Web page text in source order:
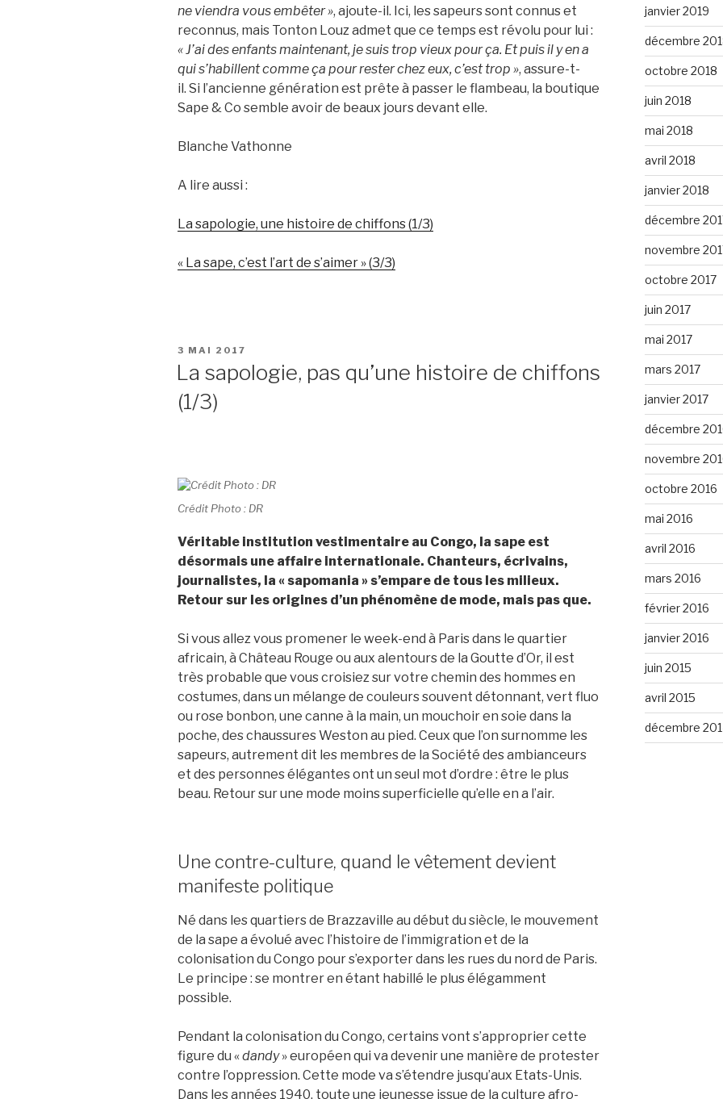
ne viendra vous embêter », ajoute-il. Ici, les sapeurs sont connus et
reconnus, mais Tonton Louz admet que ce temps est révolu pour lui :
« J’ai des enfants maintenant, je suis trop vieux pour ça. Et puis il y en a
qui s’habillent comme ça pour rester chez eux, c’est trop », assure-t-
il. Si l’ancienne génération est prête à passer le flambeau, la boutique
Sape & Co semble avoir de beaux jours devant elle.
Blanche Vathonne
A lire aussi :
La sapologie, une histoire de chiffons (1/3)
« La sape, c’est l’art de s’aimer » (3/3)
PUBLIÉ
LE
3 MAI 2017
La sapologie, pas qu’une histoire de chiffons
(1/3)
Crédit Photo : DR
Véritable institution vestimentaire au Congo, la sape est
désormais une affaire internationale. Chanteurs, écrivains,
journalistes, la « sapomania » s’empare de tous les milieux.
Retour sur les origines d’un phénomène de mode, mais pas que.
Si vous allez vous promener le week-end à Paris dans le quartier
africain, à Château Rouge ou aux alentours de la Goutte d’Or, il est
très probable que vous croisiez sur votre chemin des hommes en
costumes, dans un mélange de couleurs souvent détonnant, vert fluo
ou rose bonbon, une canne à la main, un mouchoir en soie dans la
poche, des chaussures Weston au pied. Ceux que l’on surnomme les
sapeurs, autrement dit les membres de la Société des ambianceurs
et des personnes élégantes ont un seul mot d’ordre : être le plus
beau. Retour sur une mode moins superficielle qu’elle en a l’air.
Une contre-culture, quand le vêtement devient
manifeste politique
Né dans les quartiers de Brazzaville au début du siècle, le mouvement
de la sape a évolué avec l’histoire de l’immigration et de la
colonisation du Congo pour s’exporter dans les rues du nord de Paris.
Le principe : se montrer en étant habillé le plus élégamment
possible.
Pendant la colonisation du Congo, certains vont s’appropriercette
figure du «dandy» européen qui va devenir une manière de protester
contre l’oppression. Cette mode va s’étendre jusqu’aux Etats-Unis.
Dans les années 1940, toute une jeunesse issue de la culture afro-
janvier 2019
décembre
octobre 2018
juin 2018
mai 2018
avril 2018
janvier 2018
décembre
novembre
octobre 2017
juin 2017
mai 2017
mars 2017
janvier 2017
décembre
novembre
octobre 2016
mai 2016
avril 2016
mars 2016
février 2016
janvier 2016
juin 2015
avril 2015
décembre